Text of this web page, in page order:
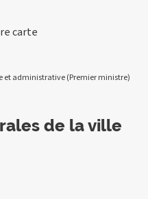
carte
et administrative (Premier ministre)
de la ville